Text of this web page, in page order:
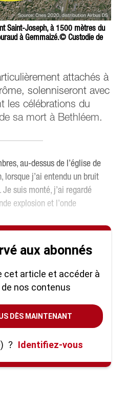
Saint-Joseph, à 1500 mètres du
à Gemmaizé.© Custodie de
attachés à
solenniseront avec
les célébrations du
sa mort à Bethléem.
au-dessus de l’église de
lorsque j’ai entendu un bruit
suis monté, j’ai regardé
explosion et l’onde
aux abonnés
cet article et accéder à
nos contenus
DÈS MAINTENANT
? Identifiez-vous